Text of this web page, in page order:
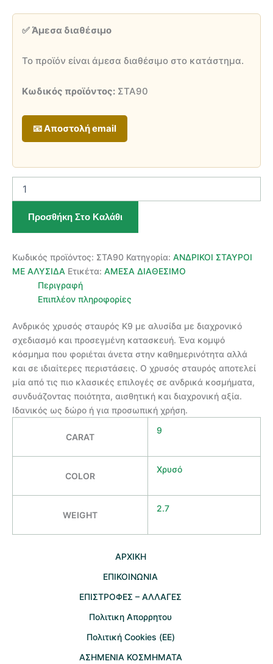
486,00 €.είναι:
✅ Άμεσα διαθέσιμο
Το προϊόν είναι άμεσα διαθέσιμο στο κατάστημα.
Κωδικός προϊόντος: ΣΤΑ90
📧 Αποστολή email
Χρυσός
Καρατίων
Αλυσίδα
ποσότητα
Προσθήκη Στο Καλάθι
Κωδικός προϊόντος: ΣΤΑ90 Κατηγορία: ΑΝΔΡΙΚΟΙ ΣΤΑΥΡΟΙ
ΜΕ ΑΛΥΣΙΔΑ Ετικέτα: ΑΜΕΣΑ ΔΙΑΘΕΣΙΜΟ
Περιγραφή
Επιπλέον πληροφορίες
Ανδρικός χρυσός σταυρός Κ9 με αλυσίδα με διαχρονικό
σχεδιασμό και προσεγμένη κατασκευή. Ένα κομψό
κόσμημα που φοριέται άνετα στην καθημερινότητα αλλά
και σε ιδιαίτερες περιστάσεις. Ο χρυσός σταυρός αποτελεί
μία από τις πιο κλασικές επιλογές σε ανδρικά κοσμήματα,
συνδυάζοντας ποιότητα, αισθητική και διαχρονική αξία.
Ιδανικός ως δώρο ή για προσωπική χρήση.
CARAT
9
COLOR
Χρυσό
WEIGHT
2.7
AΡΧΙΚΗ
ΕΠΙΚΟΙΝΩΝΙΑ
EΠΙΣΤΡΟΦΕΣ – ΑΛΛΑΓΕΣ
Πολιτικη Απορρητου
Πολιτική Cookies (ΕΕ)
ΑΣΗΜΕΝΙΑ ΚΟΣΜΗΜΑΤΑ